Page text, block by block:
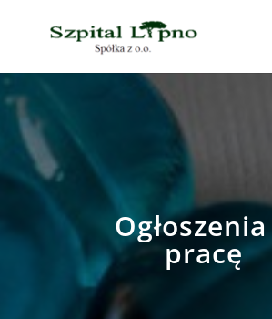
pracę